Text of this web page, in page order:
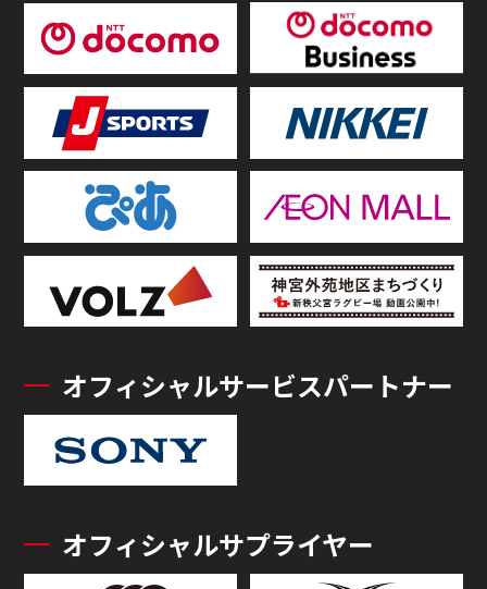
オフィシャルサービスパートナー
オフィシャルサプライヤー